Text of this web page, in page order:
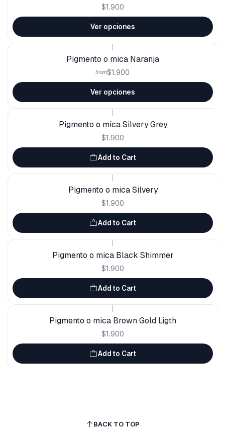
$1.900
Ver opciones
Pigmento o mica Naranja
from$1.900
Ver opciones
Pigmento o mica Silvery Grey
$1.900
Add to Cart
Pigmento o mica Silvery
$1.900
Add to Cart
Pigmento o mica Black Shimmer
$1.900
Add to Cart
Pigmento o mica Brown Gold Ligth
$1.900
Add to Cart
BACK TO TOP